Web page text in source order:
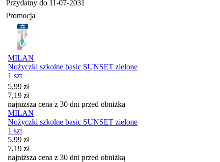
Przydatny do 11-07-2031
Promocja
MILAN
Nożyczki szkolne basic SUNSET zielone
1 szt
Cena promocyjna
5,99 zł
7,19 zł
najniższa cena z 30 dni przed obniżką
MILAN
Nożyczki szkolne basic SUNSET zielone
1 szt
Cena promocyjna
5,99 zł
7,19 zł
najniższa cena z 30 dni przed obniżką